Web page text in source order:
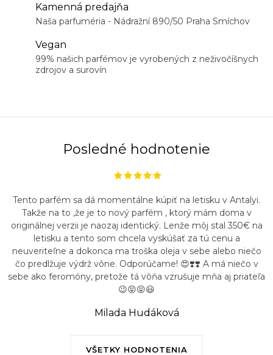
Kamenná predajňa
Naša parfuméria - Nádražní 890/50 Praha Smíchov
Vegan
99% našich parfémov je vyrobených z neživočíšnych
zdrojov a surovín
Posledné hodnotenie
VŠETKY HODNOTENIA
Tento parfém sa dá momentálne kúpiť na letisku v Antalyi.
Takže na to ,že je to nový parfém , ktorý mám doma v
originálnej verzii je naozaj identický. Lenže môj stal 350€ na
letisku a tento som chcela vyskúšať za tú cenu a
neuveriteľne a dokonca ma troška oleja v sebe alebo niečo
čo predlžuje výdrž vône. Odporúčame! 😍❣️❣️ A má niečo v
sebe ako feromóny, pretože tá vôňa vzrušuje mňa aj priateľa
😉😝😝😃
Milada Hudáková